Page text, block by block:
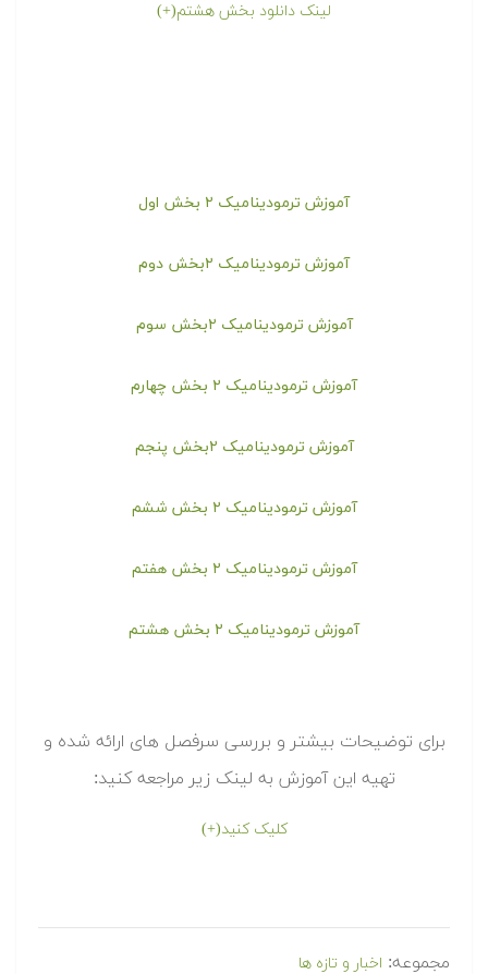
لینک دانلود بخش هشتم(+)
آموزش ترمودینامیک ۲ بخش اول
آموزش ترمودینامیک ۲بخش دوم
آموزش ترمودینامیک ۲بخش سوم
آموزش ترمودینامیک ۲ بخش چهارم
آموزش ترمودینامیک ۲بخش پنجم
آموزش ترمودینامیک ۲ بخش ششم
آموزش ترمودینامیک ۲ بخش هفتم
آموزش ترمودینامیک ۲ بخش هشتم
برای توضیحات بیشتر و بررسی سرفصل های ارائه شده و
تهیه این آموزش به لینک زیر مراجعه کنید:
کلیک کنید(+)
مجموعه: اخبار و تازه ها